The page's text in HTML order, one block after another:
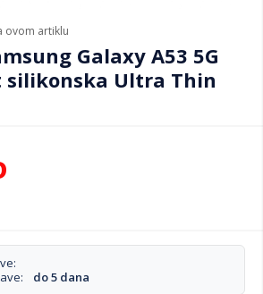
ovom artiklu
Galaxy A53 5G
Ultra Thin
do 5 dana